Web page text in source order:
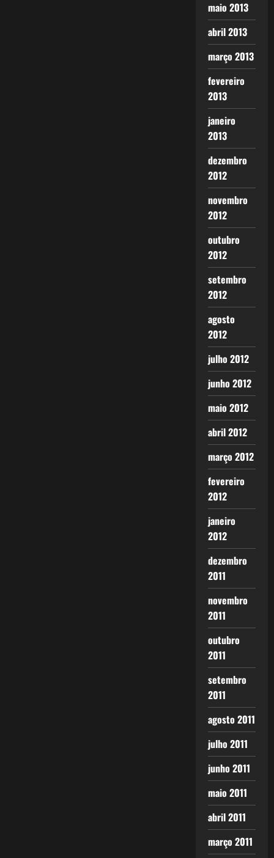
maio 2013
abril 2013
março 2013
fevereiro
2013
janeiro
2013
dezembro
2012
novembro
2012
outubro
2012
setembro
2012
agosto
2012
julho 2012
junho 2012
maio 2012
abril 2012
março 2012
fevereiro
2012
janeiro
2012
dezembro
2011
novembro
2011
outubro
2011
setembro
2011
agosto 2011
julho 2011
junho 2011
maio 2011
abril 2011
março 2011